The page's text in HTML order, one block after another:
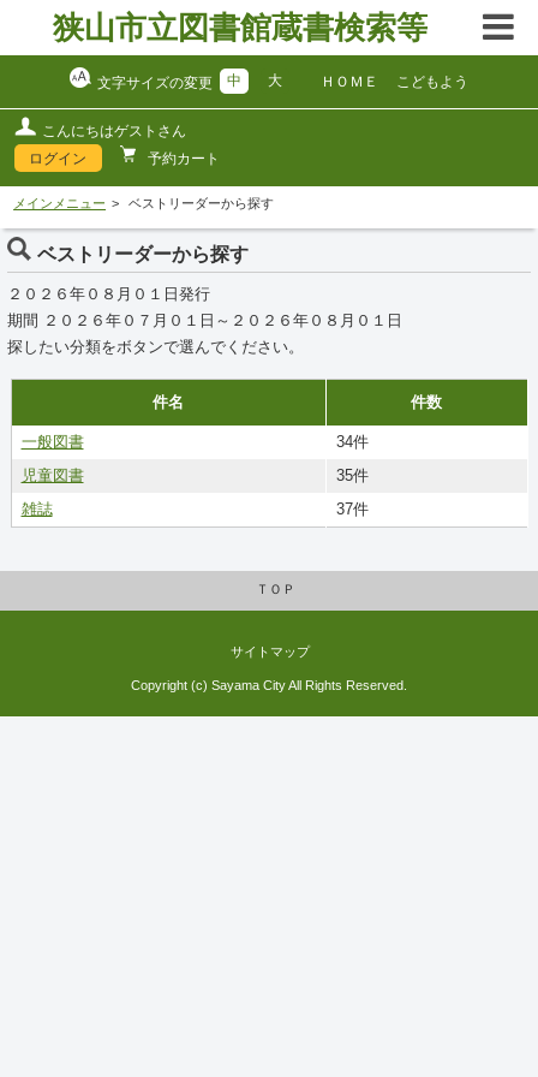
狭山市立図書館蔵書検索等
文字サイズの変更 中 大 ＨＯＭＥ こどもよう
こんにちはゲストさん
ログイン
予約カート
メインメニュー ベストリーダーから探す
ベストリーダーから探す
２０２６年０８月０１日発行
期間 ２０２６年０７月０１日～２０２６年０８月０１日
探したい分類をボタンで選んでください。
件名 件数
一般図書
34件
児童図書
35件
雑誌
37件
ＴＯＰ
サイトマップ
Copyright (c) Sayama City All Rights Reserved.